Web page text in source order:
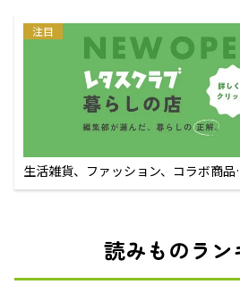
注目
生活雑貨、ファッション、コラボ商
えるECサイト
読みものラン